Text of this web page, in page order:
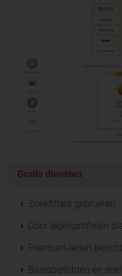
Gratis diensten
Zoekfilters gebruiken
Door ledenprofielen
Premium-leden
Basisberichten en